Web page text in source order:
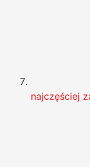
najczęściej